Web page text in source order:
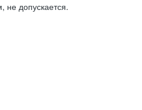
не допускается.